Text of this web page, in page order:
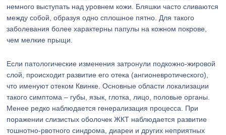
немного выступать над уровнем кожи. Бляшки часто сливаются
между собой, образуя одно сплошное пятно. Для такого
заболевания более характерны папулы на кожном покрове,
чем мелкие прыщи.
Если патологические изменения затронули подкожно-жировой
слой, происходит развитие его отека (ангионевротического),
что именуют отеком Квинке. Основные области локализации
такого симптома – губы, язык, глотка, лицо, половые органы.
Менее редко наблюдается генерализация процесса. При
поражении слизистых оболочек ЖКТ наблюдается развитие
тошнотно-рвотного синдрома, диареи и других неприятных